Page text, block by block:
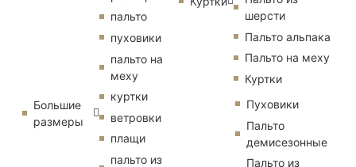
Большие
размеры
пальто
пуховики
пальто на
меху
куртки
ветровки
плащи
пальто из
шерсти
Пальто альпака
Пальто на меху
Куртки
Пуховики
Пальто
демисезонные
Пальто из